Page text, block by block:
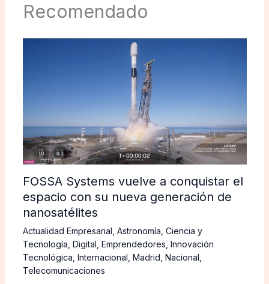
Recomendado
FOSSA Systems vuelve a conquistar el
espacio con su nueva generación de
nanosatélites
Actualidad Empresarial Astronomía Ciencia y
Tecnología Digital Emprendedores Innovación
Tecnológica Internacional Madrid Nacional
Telecomunicaciones